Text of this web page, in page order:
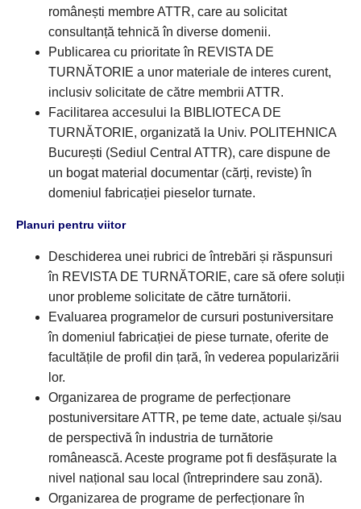
românești membre ATTR, care au solicitat
consultanță tehnică în diverse domenii.
Publicarea cu prioritate în REVISTA DE
TURNĂTORIE a unor materiale de interes curent,
inclusiv solicitate de către membrii ATTR.
Facilitarea accesului la BIBLIOTECA DE
TURNĂTORIE, organizată la Univ. POLITEHNICA
București (Sediul Central ATTR), care dispune de
un bogat material documentar (cărți, reviste) în
domeniul fabricației pieselor turnate.
Planuri pentru viitor
Deschiderea unei rubrici de întrebări și răspunsuri
în REVISTA DE TURNĂTORIE, care să ofere soluții
unor probleme solicitate de către turnătorii.
Evaluarea programelor de cursuri postuniversitare
în domeniul fabricației de piese turnate, oferite de
facultățile de profil din țară, în vederea popularizării
lor.
Organizarea de programe de perfecționare
postuniversitare ATTR, pe teme date, actuale și/sau
de perspectivă în industria de turnătorie
românească. Aceste programe pot fi desfășurate la
nivel național sau local (întreprindere sau zonă).
Organizarea de programe de perfecționare în